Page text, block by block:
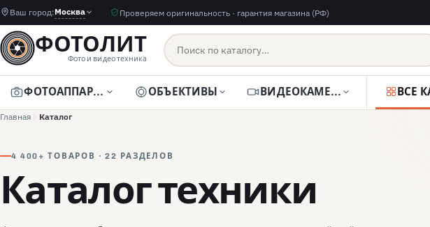
Ваш город:Москва Проверяем оригинальность · гарантия магазина (РФ)
ФОТОЛИТ
Фото и видео техника
ФОТОАППАРАТЫ ОБЪЕКТИВЫ ВИДЕОКАМЕРЫ ВСЕ
Главная Каталог
4 400+ ТОВАРОВ · 22 РАЗДЕЛОВ
Каталог техники